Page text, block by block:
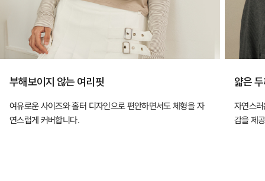
부해보이지 않는 여리핏
여유로운 사이즈와 홀터 디자인으로 편안하면서도 체형을 자
연스럽게 커버합니다.
얇은
자연스
감을 제